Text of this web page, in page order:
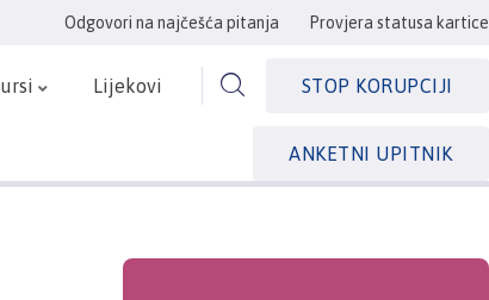
Odgovori na najčešća pitanja Provjera statusa kartice
Lijekovi STOP KORUPCIJI
ANKETNI UPITNIK